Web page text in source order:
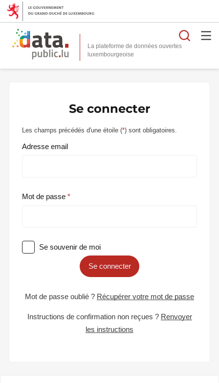
La plateforme de données ouvertes
Se connecter
Les champs précédés d'une étoile (*) sont obligatoires.
Adresse email
Mot de passe
Se souvenir de moi
Se connecter
Mot de passe oublié ? Récupérer votre mot de passe
Instructions de confirmation non reçues ? Renvoyer
les instructions